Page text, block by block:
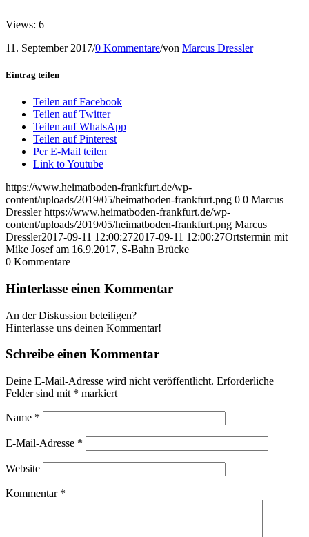
Views: 6
11. September 2017/0 Kommentare/von Marcus Dressler
Eintrag teilen
Teilen auf Facebook
Teilen auf Twitter
Teilen auf WhatsApp
Teilen auf Pinterest
Per E-Mail teilen
Link to Youtube
https://www.heimatboden-frankfurt.de/wp-
content/uploads/2019/05/heimatboden-frankfurt.png 0 0 Marcus
Dressler https://www.heimatboden-frankfurt.de/wp-
content/uploads/2019/05/heimatboden-frankfurt.png Marcus
Dressler2017-09-11 12:00:272017-09-11 12:00:27Ortstermin mit
Mike Josef am 16.9.2017, S-Bahn Brücke
0 Kommentare
Hinterlasse einen Kommentar
An der Diskussion beteiligen?
Hinterlasse uns deinen Kommentar!
Schreibe einen Kommentar
Deine E-Mail-Adresse wird nicht veröffentlicht. Erforderliche
Felder sind mit * markiert
Name *
E-Mail-Adresse *
Website
Kommentar *